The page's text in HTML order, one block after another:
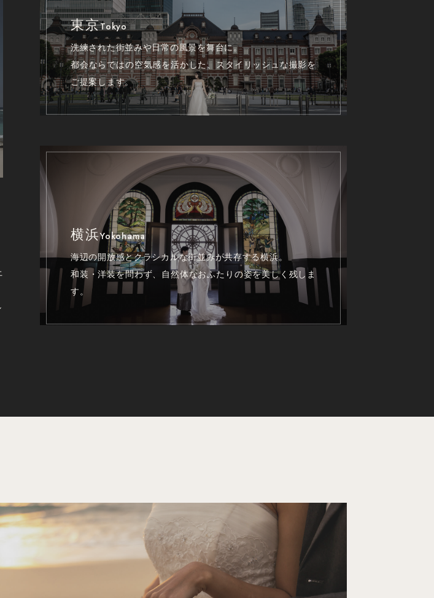
東京Tokyo
洗練された街並みや日常の風景を舞台に。
都会ならではの空気感を活かした、スタイリッシュな撮影を
ご提案します。
横浜Yokohama
海辺の開放感とクラシカルな街並みが共存する横浜。
和装・洋装を問わず、自然体なおふたりの姿を美しく残しま
す。